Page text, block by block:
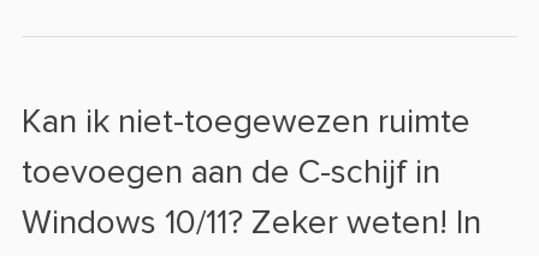
Kan ik niet-toegewezen ruimte
toevoegen aan de C-schijf in
Windows 10/11? Zeker weten! In